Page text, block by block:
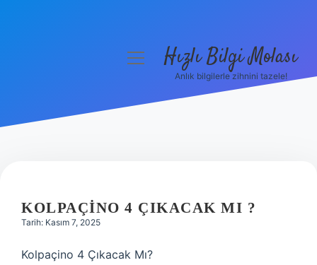
Hakkımızda
menüyüHızlı Bilgi Molası
Anlık bilgilerle zihnini tazele!
KOLPAÇINO 4 ÇIKACAK MI ?
Tarih: Kasım 7, 2025
Kolpaçino 4 Çıkacak Mı?